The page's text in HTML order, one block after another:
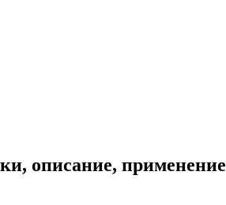
описание, применение